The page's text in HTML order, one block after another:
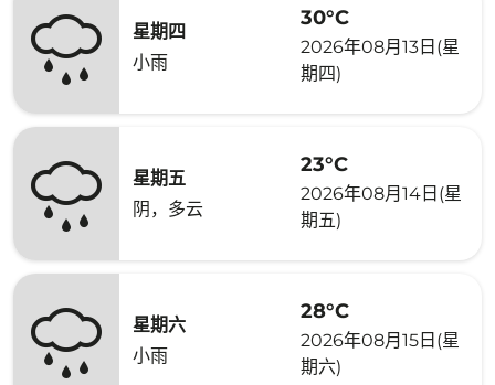
星期四
小雨
30°C
2026年08月13日(星
期四)
星期五
阴，多云
23°C
2026年08月14日(星
期五)
星期六
小雨
28°C
2026年08月15日(星
期六)